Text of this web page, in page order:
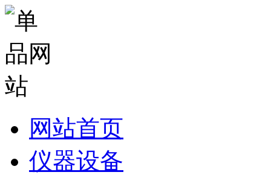
网站首页
仪器设备